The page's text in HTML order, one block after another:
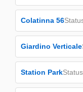
Colatinna 56
Giardino Verticale
Station Park